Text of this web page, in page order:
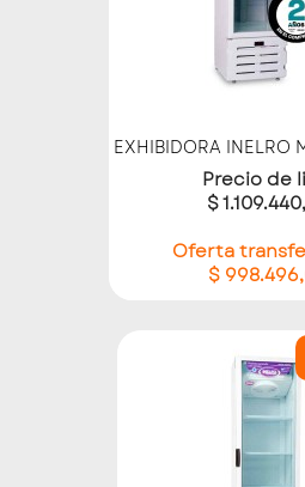
EXHIBIDORA INELRO
Precio de
$
Oferta
$